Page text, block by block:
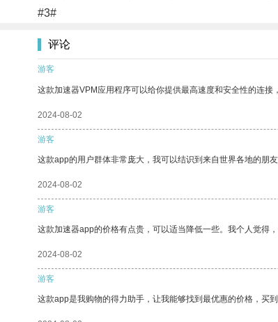
#3#
评论
游客
这款加速器VPM应用程序可以给你提供最高速度和安全性的连接
2024-08-02
游客
这款app的用户群体非常庞大，我可以结识到来自世界各地的朋友
2024-08-02
游客
这款加速器app的价格有点贵，可以适当降低一些。我个人觉得
2024-08-02
游客
这款app是我购物的得力助手，让我能够找到最优惠的价格，买到